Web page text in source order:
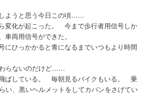
ようと思う今日この頃……
変化が起こった。 今まで歩行者用信号しか
車両用信号ができた。
にひっかかると青になるまでいつもより時間
らないのだけど……
ばしている。 毎朝見るバイクもいる。 乗
い、黒いヘルメットをしてカバンをさげてい